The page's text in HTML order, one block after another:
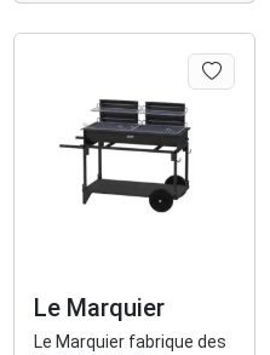
Le Marquier
Le Marquier fabrique des